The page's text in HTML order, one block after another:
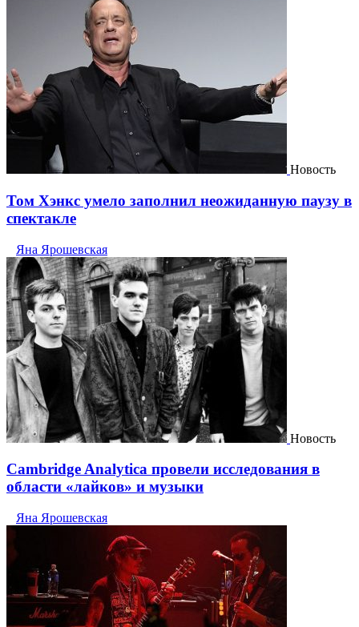
Новость
Том Хэнкс умело заполнил неожиданную паузу в
спектакле
Яна Ярошевская
Новость
Cambridge Analytica провели исследования в
области «лайков» и музыки
Яна Ярошевская